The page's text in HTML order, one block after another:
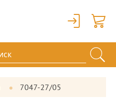
Вход
7047-27/05